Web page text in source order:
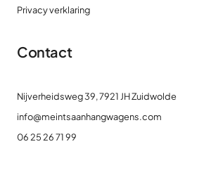
Privacy verklaring
Contact
Nijverheidsweg 39, 7921 JH Zuidwolde
info@meintsaanhangwagens.com
06 25 26 71 99